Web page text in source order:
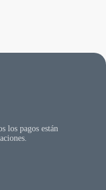
los pagos están